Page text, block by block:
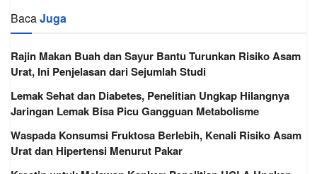
BacaJuga
Rajin Makan Buah dan Sayur Bantu Turunkan Risiko Asam
Urat, Ini Penjelasan dari Sejumlah Studi
Lemak Sehat dan Diabetes, Penelitian Ungkap Hilangnya
Jaringan Lemak Bisa Picu Gangguan Metabolisme
Waspada Konsumsi Fruktosa Berlebih, Kenali Risiko Asam
Urat dan Hipertensi Menurut Pakar